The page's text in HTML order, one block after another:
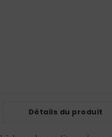
Détails du produit